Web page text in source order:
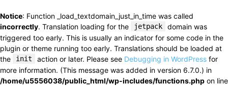
Notice: Function _load_textdomain_just_in_time was called
incorrectly. Translation loading for the jetpack
domain was
triggered too early. This is usually an indicator for some code in the
plugin or theme running too early. Translations should be loaded at
the
init action or later. Please see Debugging in WordPress for
more information. (This message was added in version 6.7.0.) in
/home/u5556038/public_html/wp-includes/functions.php on line